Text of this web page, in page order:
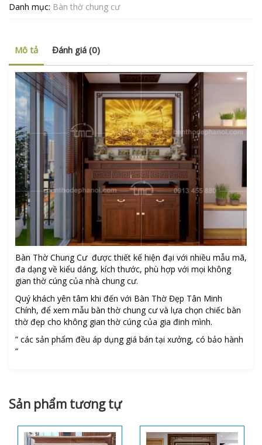
Danh mục: Bàn thờ chung cư
Mô tả Đánh giá (0)
Bàn Thờ Chung Cư được thiết kế hiện đại với nhiều mẫu mã,
đa dạng về kiểu dáng, kích thước, phù hợp với mọi không
gian thờ cúng của nhà chung cư.
Quý khách yên tâm khi đến với Bàn Thờ Đẹp Tân Minh
Chính, để xem mẫu bàn thờ chung cư và lựa chọn chiếc bàn
thờ đẹp cho không gian thờ cúng của gia đinh mình.
” các sản phẩm đều áp dụng giá bán tại xưởng, có bảo hành
“
Sản phẩm tương tự